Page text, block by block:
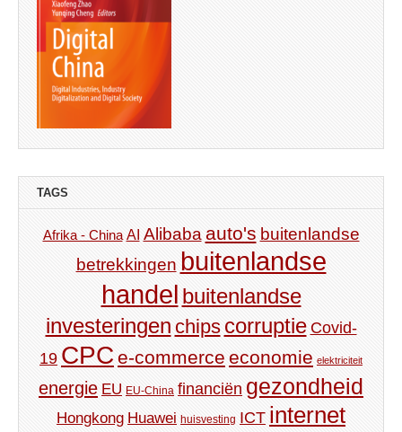
TAGS
Afrika - China AI Alibaba auto's buitenlandse
betrekkingen buitenlandse
handel buitenlandse
investeringen chips corruptie Covid-
19 CPC e-commerce economie elektriciteit
energie EU EU-China financiën gezondheid
Hongkong Huawei huisvesting ICT internet